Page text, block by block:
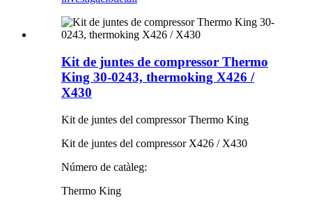
Kit de juntes de compressor Thermo
King 30-0243, thermoking X426 /
X430
Kit de juntes del compressor Thermo King
Kit de juntes del compressor X426 / X430
Número de catàleg:
Thermo King